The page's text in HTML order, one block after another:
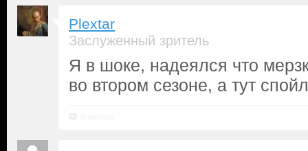
Plextar
Заслуженный зритель
Я в шоке, надеялся что
во втором сезоне, а тут